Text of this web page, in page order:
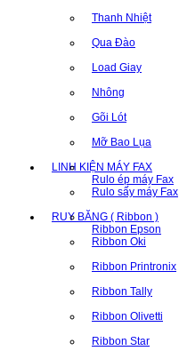
Thanh Nhiệt
Qua Đào
Load Giay
Nhông
Gõi Lót
Mỡ Bao Lụa
LINH KIỆN MÁY FAX
Rulo ép máy Fax
Rulo sấy máy Fax
RUY BĂNG ( Ribbon )
Ribbon Epson
Ribbon Oki
Ribbon Printronix
Ribbon Tally
Ribbon Olivetti
Ribbon Star